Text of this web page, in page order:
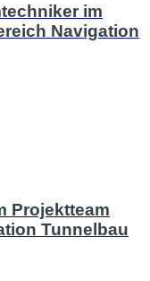
im
Navigation
Projektteam
Tunnelbau